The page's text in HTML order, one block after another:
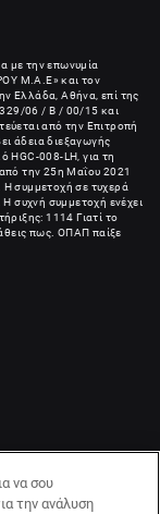
με την επωνυμία
Μ.Α.Ε» και τον
Ελλάδα, Αθήνα, επί της
06 / B / 00/15 και
από την Επιτροπή
άδεια διεξαγωγής
HGC-008-LH, για τη
την 25η Μαΐου 2021
συμμετοχή σε τυχερά
συχνή συμμετοχή ενέχει
1114 Γιατί το
πως. ΟΠΑΠ παίξε
να σου
την ανάλυση